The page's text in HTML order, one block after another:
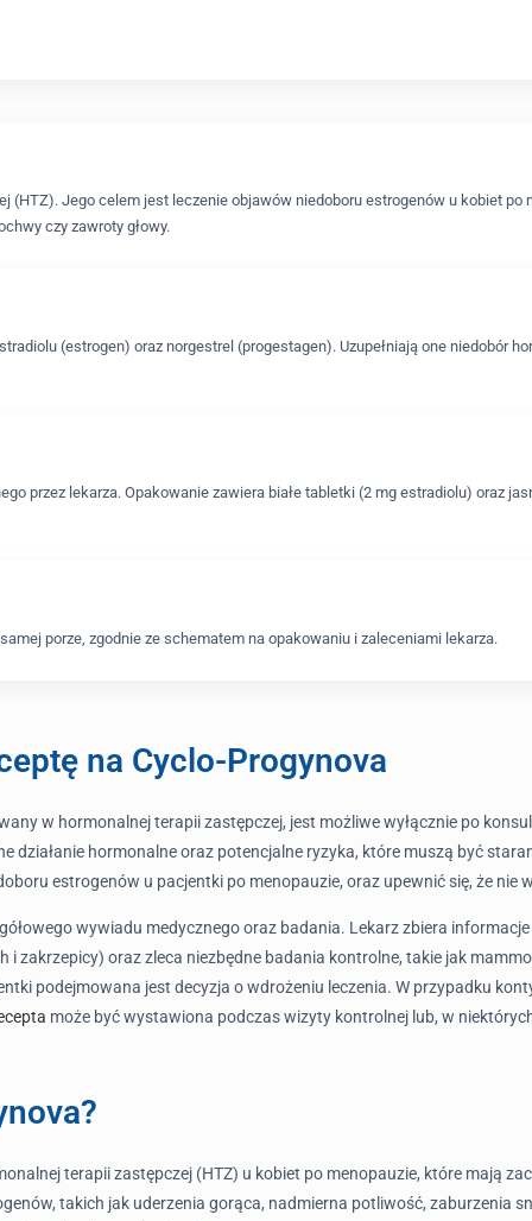
(HTZ). Jego celem jest leczenie objawów niedoboru estrogenów u kobiet po
czy zawroty głowy.
(estrogen) oraz norgestrel (progestagen). Uzupełniają one niedobór
przez lekarza. Opakowanie zawiera białe tabletki (2 mg estradiolu) oraz
porze, zgodnie ze schematem na opakowaniu i zaleceniami lekarza.
na Cyclo-Progynova
w hormonalnej terapii zastępczej, jest możliwe wyłącznie po
działanie hormonalne oraz potencjalne ryzyka, które muszą być
estrogenów u pacjentki po menopauzie, oraz upewnić się, że
wywiadu medycznego oraz badania. Lekarz zbiera
zakrzepicy) oraz zleca niezbędne badania kontrolne, takie jak
podejmowana jest decyzja o wdrożeniu leczenia. W przypadku
może być wystawiona podczas wizyty kontrolnej lub, w
terapii zastępczej (HTZ) u kobiet po menopauzie, które mają
takich jak uderzenia gorąca, nadmierna potliwość, zaburzenia